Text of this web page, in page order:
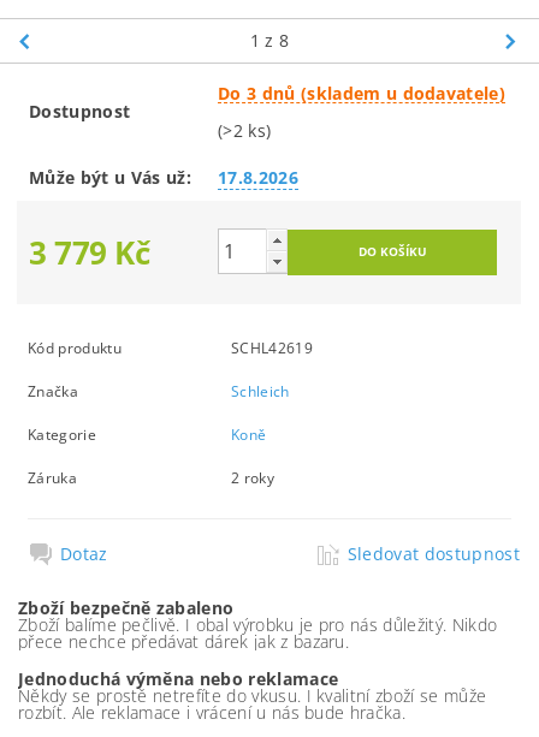
1 z 8
Dostupnost
Do 3 dnů (skladem u dodavatele)
(>2 ks)
Může být u Vás už: 17.8.2026
3 779 Kč
Kód produktu SCHL42619
Značka Schleich
Kategorie Koně
Záruka 2 roky
Dotaz Sledovat dostupnost
Zboží bezpečně zabaleno
Zboží balíme pečlivě. I obal výrobku je pro nás důležitý. Nikdo
přece nechce předávat dárek jak z bazaru.
Jednoduchá výměna nebo reklamace
Někdy se prostě netrefíte do vkusu. I kvalitní zboží se může
rozbít. Ale reklamace i vrácení u nás bude hračka.